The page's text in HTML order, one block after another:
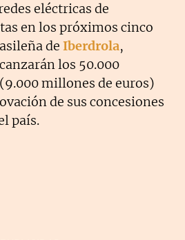
eléctricas de
en los próximos cinco
de Iberdrola,
los 50.000
millones de euros)
de sus concesiones
país.